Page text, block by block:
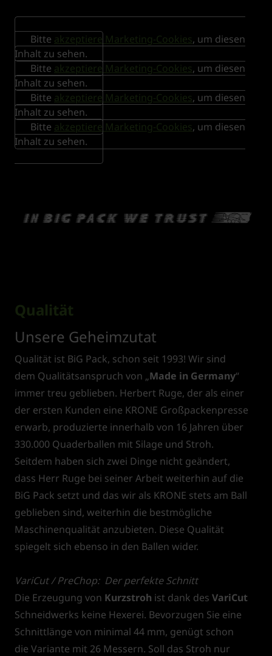
Bitte akzeptiere Marketing-Cookies, um diesen
Inhalt zu sehen.
Bitte akzeptiere Marketing-Cookies, um diesen
Inhalt zu sehen.
Bitte akzeptiere Marketing-Cookies, um diesen
Inhalt zu sehen.
Bitte akzeptiere Marketing-Cookies, um diesen
Inhalt zu sehen.
Qualität
Unsere Geheimzutat
Qualität ist BiG Pack, schon seit 1993! Wir sind
dem Qualitätsanspruch von „Made in Germany“
immer treu geblieben. Herbert Ruge, der als einer
der ersten Kunden eine KRONE Großpackenpresse
erwarb, produzierte innerhalb von 16 Jahren über
330.000 Quaderballen mit Silage und Stroh.
Seitdem haben sich zwei Dinge nicht geändert,
dass Herr Ruge bei seiner Arbeit weiterhin auf die
BiG Pack setzt und das wir als KRONE stets am Ball
geblieben sind, weiterhin die bestmögliche
Maschinenqualität anzubieten. Diese Qualität
spiegelt sich ebenso in den Ballen wider.
VariCut / PreChop: Der perfekte Schnitt
Die Erzeugung von Kurzstroh ist dank des VariCut
Schneidwerks keine Hexerei. Bevorzugen Sie eine
Schnittlänge von minimal 44 mm, genügt schon
die Variante mit 26 Messern. Soll das Stroh nur